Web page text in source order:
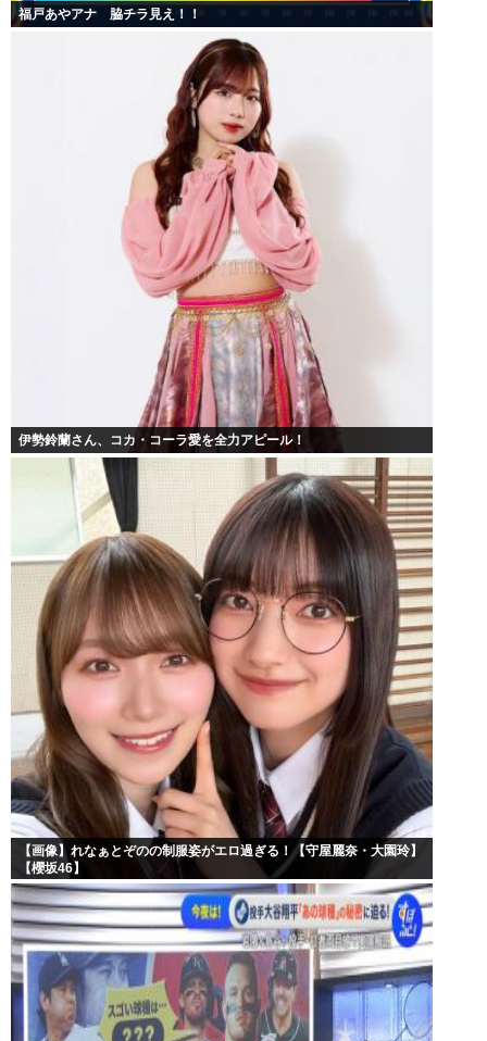
福戸あやアナ 脇チラ見え！！
伊勢鈴蘭さん、コカ・コーラ愛を全力アピール！
【画像】れなぁとぞのの制服姿がエロ過ぎる！【守屋麗奈・大園玲】
【櫻坂46】